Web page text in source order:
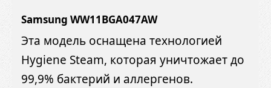
Samsung WW11BGA047AW
Эта модель оснащена технологией
Hygiene Steam, которая уничтожает до
99,9% бактерий и аллергенов.